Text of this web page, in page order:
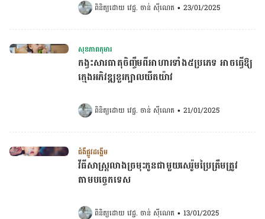
ពិនិត្យដោយ វេជ្ជ. ចាន់ ស៊ីណេត • 23/01/2025
សុខភាពកុមារ
កង្វះសារធាតុចិញ្ចឹមពីអាហារទាំង៥ប្រភេទ អាចធ្វើឱ្យ
ក្មេងអភិវឌ្ឍខួរក្បាលយឺតយ៉ាវ
ពិនិត្យដោយ វេជ្ជ. ចាន់ ស៊ីណេត • 21/01/2025
ជំងឺផ្លូវដង្ហើម
វីធីសាស្រ្តលាងច្រមុះកូនជាមួយសេរ៉ូមប្រៃត្រឹមត្រូវ
តាមបចេ្ចកទេស
ពិនិត្យដោយ វេជ្ជ. ចាន់ ស៊ីណេត • 13/01/2025